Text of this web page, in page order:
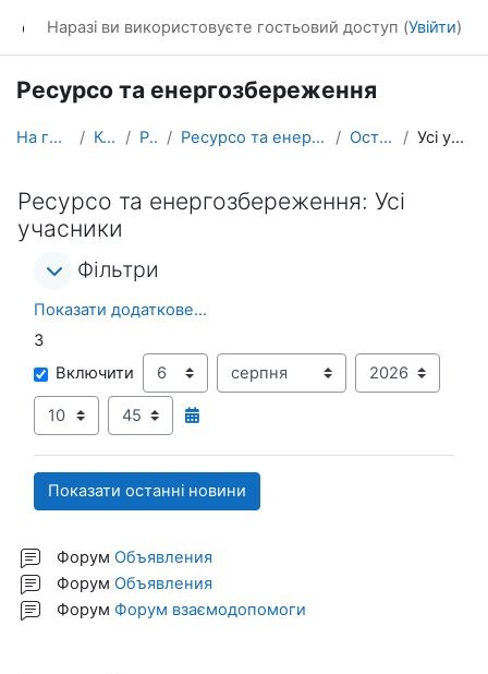
Наразі ви використовуєте гостьовий доступ (Увійти)
Ресурсо та енергозбереження
На головну Курси Різне Ресурсо та енергозбереження Останні дії Усі учасники
Ресурсо та енергозбереження: Усі
учасники
Фільтри
ФільтриФільтри
Показати додаткове...
З
З Включити День Місяць Рік
Година Хвилина
Форум Объявления
Форум Объявления
Форум Форум взаємодопомоги